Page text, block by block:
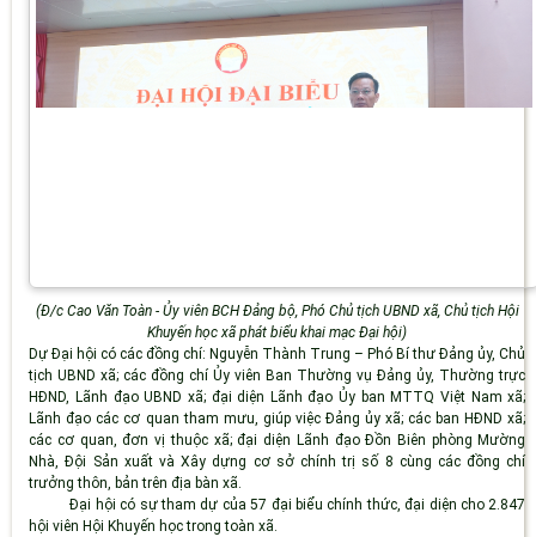
(Đ/c Cao Văn Toàn - Ủy viên BCH Đảng bộ, Phó Chủ tịch UBND xã, Chủ tịch Hội
Khuyến học xã phát biểu khai mạc Đại hội)
Dự Đại hội có các đồng chí: Nguyễn Thành Trung – Phó Bí thư Đảng ủy, Chủ
tịch UBND xã; các đồng chí Ủy viên Ban Thường vụ Đảng ủy, Thường trực
HĐND, Lãnh đạo UBND xã; đại diện Lãnh đạo Ủy ban MTTQ Việt Nam xã;
Lãnh đạo các cơ quan tham mưu, giúp việc Đảng ủy xã; các ban HĐND xã;
các cơ quan, đơn vị thuộc xã; đại diện Lãnh đạo Đồn Biên phòng Mường
Nhà, Đội Sản xuất và Xây dựng cơ sở chính trị số 8 cùng các đồng chí
trưởng thôn, bản trên địa bàn xã.
Đại hội có sự tham dự của 57 đại biểu chính thức, đại diện cho 2.847
hội viên Hội Khuyến học trong toàn xã.